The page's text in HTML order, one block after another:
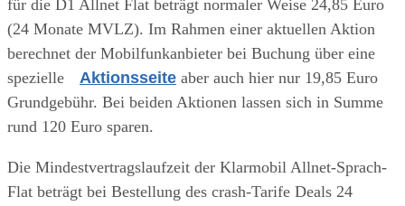
für die D1 Allnet Flat beträgt normaler Weise 24,85 Euro
(24 Monate MVLZ). Im Rahmen einer aktuellen Aktion
berechnet der Mobilfunkanbieter bei Buchung über eine
spezielle
Aktionsseite aber auch hier nur 19,85 Euro
Grundgebühr. Bei beiden Aktionen lassen sich in Summe
rund 120 Euro sparen.
Die Mindestvertragslaufzeit der Klarmobil Allnet-Sprach-
Flat beträgt bei Bestellung des crash-Tarife Deals 24